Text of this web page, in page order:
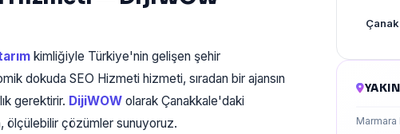
kimliğiyle Türkiye'nin gelişen şehir
dokuda SEO Hizmeti hizmeti, sıradan bir ajansın
gerektirir. DijiWOW olarak Çanakkale'daki
ölçülebilir çözümler sunuyoruz.